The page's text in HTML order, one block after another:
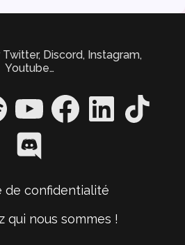
Discord, Instagram,
Youtube…
YouTube FacebookLinkedIn TikTok
Discord
de confidentialité
qui nous sommes !